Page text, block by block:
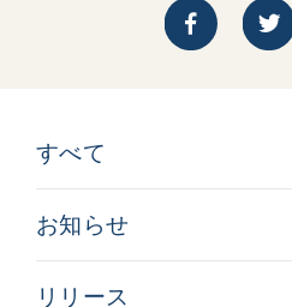
すべて
お知らせ
リリース